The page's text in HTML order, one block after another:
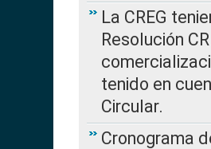
La CREG
Resolución
tenido en
Circular.
Cronograma